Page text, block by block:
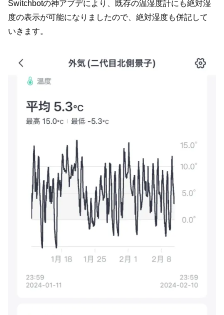
Switchbotの神アプデにより、既存の温湿度計にも絶対湿
度の表示が可能になりましたので、絶対湿度も併記して
いきます。